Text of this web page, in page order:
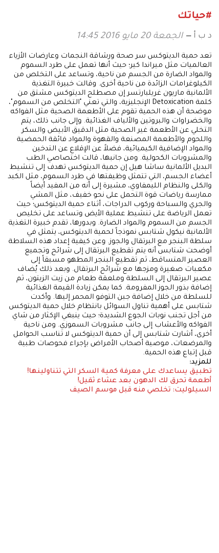
#حياتك
د ب أ الجمعة 20 مايو 2016 14:45
تعد حمية الديتوكس سر صحة ورشاقة النجمات وعارضات الأزياء
العالميات مثل ميراندا كير؛ حيث أنها تعمل على طرد السموم
والمواد الضارة من الجسم من ناحية، وتساعد على التخلص من
الكيلوغرامات الزائدة من ناحية أخرى. وقالت خبيرة التغذية
الألمانية ماريون غريلبارتسر إن مصطلح الديتوكس مشتق من
كلمة Detoxication الإنجليزية، والتي تعني "التخلص من السموم"،
موضحة أن هذه الحمية تقوم على الأطعمة الصحية مثل الفواكه
والخضراوات والبروتين والألياف الغذائية. وإلى جانب ذلك، يتم
التخلي عن الأطعمة غير الصحية مثل الدقيق الأبيض والسكر
واللحوم والأطعمة المصنعة والقهوة والمواد فائقة الحمضية
والمواد الإضافية الكيميائية، فضلاً عن الإقلاع عن التدخين
والمشروبات الكحولية. ومن جانبها، قالت اختصاصي الطب
البديل الألمانية ساشا هيل إن حمية الديتوكس تهدف إلى تنشيط
أعضاء الجسم، التي تتمثل وظيفتها في طرد السموم، مثل الكبد
والكلى والنظام الليمفاوي، مشيرة إلى أنه من المفيد أيضاً
ممارسة رياضات قوة التحمل على نحو خفيف، مثل المشي
والجري والسباحة وركوب الدراجات، أثناء حمية الديتوكس؛ حيث
تعمل الرياضة على تنشيط عملية الأيض وتساعد على تخليص
الجسم من السموم والمواد الضارة. وبدورها، تقدم خبيرة التغذية
الألمانية نيكول شتابس نموذجاً لحمية الديتوكس، يتمثل في
سلطة البنجر مع البرتقال والجوز. وعن كيفية إعداد هذه السلاطة
أوضحت شتابس أنه يتم تقطيع البرتقال إلى شرائح وتجميع
العصير المتساقط، ثم تقطيع البنجر المطهو مسبقاً إلى
مكعبات صغيرة ومزجها مع شرائح البرتقال. وبعد ذلك يُضاف
عصير البرتقال إلى السلطة وملعقة طعام من زيت الزيتون، ثم
إضافة بذور الجوز المفرومة. كما يمكن زيادة القيمة الغذائية
للسلطة من خلال إضافة جبن التوفو المحمر إليها. وأكدت
شتابس على أهمية تناول السوائل بانتظام خلال حمية الديتوكس
من أجل تجنب نوبات الجوع الشديدة؛ حيث ينبغي الإكثار من شاي
الفواكه والأعشاب إلى جانب مشروبات السموزي. ومن ناحية
أخرى، أشارت شتابس إلى أن حمية الديتوكس لا تناسب الحوامل
والمرضعات، موصية أصحاب الأمراض بإجراء فحوصات طبية
قبل إتباع هذه الحمية.
للمزيد:
تطبيق يساعدك على معرفة كمية السكر التي تتناولينها!
أطعمة تحرق لك الدهون بعد عشاء ثقيل!
السيلوليت: تخلصي منه قبل موسم الصيف